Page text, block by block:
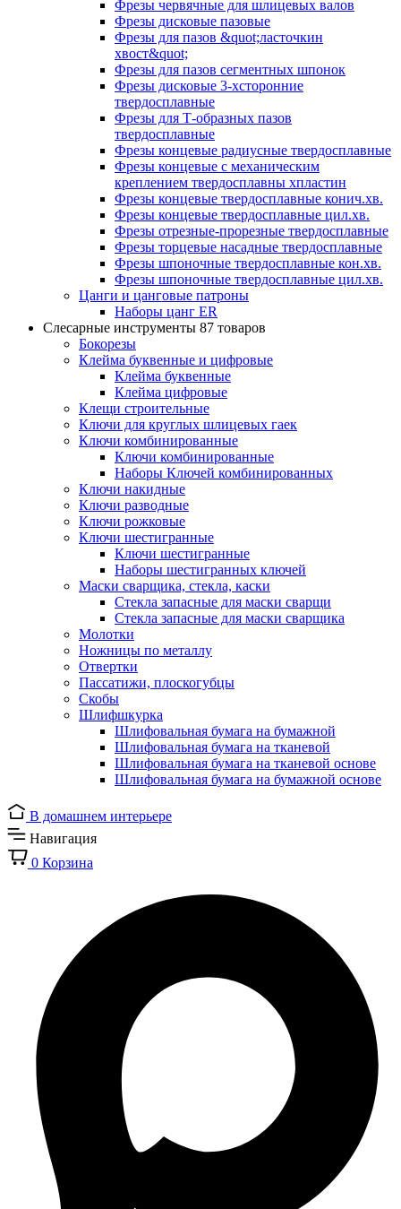
Фрезы червячные для шлицевых валов
Фрезы дисковые пазовые
Фрезы для пазов &quot;ласточкин
хвост&quot;
Фрезы для пазов сегментных шпонок
Фрезы дисковые 3-хсторонние
твердосплавные
Фрезы для Т-образных пазов
твердосплавные
Фрезы концевые радиусные твердосплавные
Фрезы концевые с механическим
креплением твердосплавны хпластин
Фрезы концевые твердосплавные конич.хв.
Фрезы концевые твердосплавные цил.хв.
Фрезы отрезные-прорезные твердосплавные
Фрезы торцевые насадные твердосплавные
Фрезы шпоночные твердосплавные кон.хв.
Фрезы шпоночные твердосплавные цил.хв.
Цанги и цанговые патроны
Наборы цанг ER
Слесарные инструменты 87 товаров
Бокорезы
Клейма буквенные и цифровые
Клейма буквенные
Клейма цифровые
Клещи строительные
Ключи для круглых шлицевых гаек
Ключи комбинированные
Ключи комбинированные
Наборы Ключей комбинированных
Ключи накидные
Ключи разводные
Ключи рожковые
Ключи шестигранные
Ключи шестигранные
Наборы шестигранных ключей
Маски сварщика, стекла, каски
Стекла запасные для маски сварщи
Стекла запасные для маски сварщика
Молотки
Ножницы по металлу
Отвертки
Пассатижи, плоскогубцы
Скобы
Шлифшкурка
Шлифовальная бумага на бумажной
Шлифовальная бумага на тканевой
Шлифовальная бумага на тканевой основе
Шлифовальная бумага на бумажной основе
В домашнем интерьере
Навигация
0 Корзина